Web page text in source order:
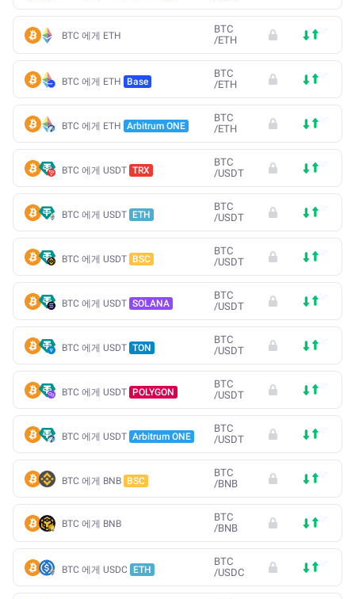
BTC 에게 ETH
BTC
/ETH
BTC 에게 ETH Base
BTC
/ETH
BTC 에게 ETH Arbitrum ONE
BTC
/ETH
BTC 에게 USDT TRX
BTC
/USDT
BTC 에게 USDT ETH
BTC
/USDT
BTC 에게 USDT BSC
BTC
/USDT
BTC 에게 USDT SOLANA
BTC
/USDT
BTC 에게 USDT TON
BTC
/USDT
BTC 에게 USDT POLYGON
BTC
/USDT
BTC 에게 USDT Arbitrum ONE
BTC
/USDT
BTC 에게 BNB BSC
BTC
/BNB
BTC 에게 BNB
BTC
/BNB
BTC 에게 USDC ETH
BTC
/USDC